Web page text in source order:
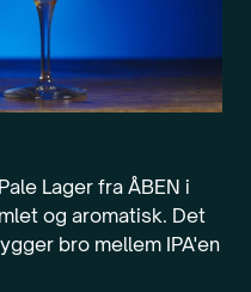
Lager fra ÅBEN i
og aromatisk. Det
bro mellem IPA'en